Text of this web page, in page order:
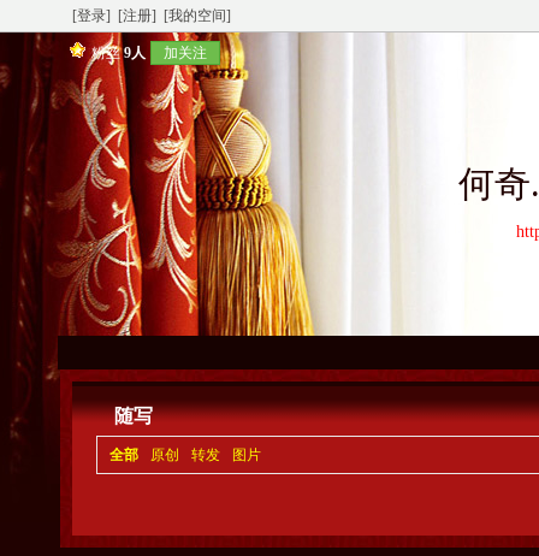
[登录] [注册] [我的空间]
粉丝9人 加关注
何
随写
全部 原创 转发 图片